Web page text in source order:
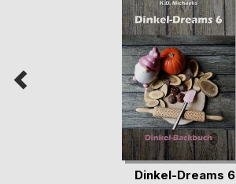
Dinkel-Dreams 6